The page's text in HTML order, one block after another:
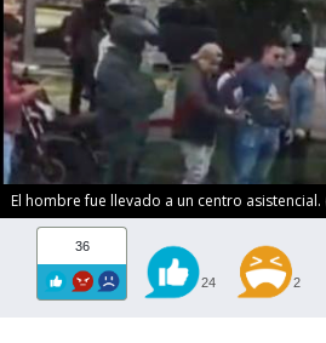
El hombre fue llevado a un centro
36
24 2